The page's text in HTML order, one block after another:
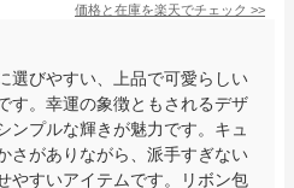
価格と在庫を楽天でチェック >>
選びやすい、上品で可愛らしい
す。幸運の象徴ともされるデザ
ンプルな輝きが魅力です。キュ
さがありながら、派手すぎない
やすいアイテムです。リボン包